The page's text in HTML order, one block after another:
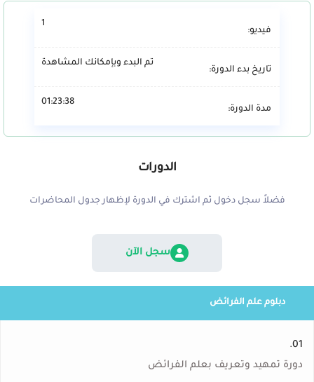
فيديو:
1
تاريخ بدء الدورة:
تم البدء وبإمكانك المشاهدة
مدة الدورة:
01:23:38
الدورات
فضلاً سجل دخول ثم اشترك في الدورة لإظهار جدول المحاضرات
سجل الآن
دبلوم علم الفرائض
01.
دورة تمهيد وتعريف بعلم الفرائض